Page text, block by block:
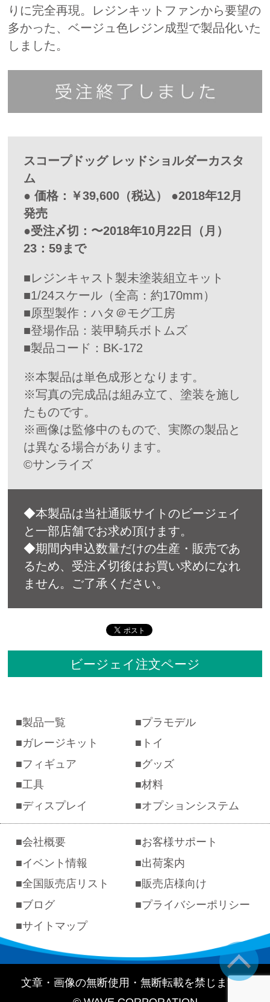
りに完全再現。レジンキットファンから要望の
多かった、ベージュ色レジン成型で製品化いた
しました。
スコープドッグ レッドショルダーカスタ
ム
● 価格：￥39,600（税込） ●2018年12月
発売
●受注〆切：〜2018年10月22日（月）
23：59まで
■レジンキャスト製未塗装組立キット
■1/24スケール（全高：約170mm）
■原型製作：ハタ＠モグ工房
■登場作品：装甲騎兵ボトムズ
■製品コード：BK-172
※本製品は単色成形となります。
※写真の完成品は組み立て、塗装を施し
たものです。
※画像は監修中のもので、実際の製品と
は異なる場合があります。
©サンライズ
◆本製品は当社通販サイトのビージェイ
と一部店舗でお求め頂けます。
◆期間内申込数量だけの生産・販売であ
るため、受注〆切後はお買い求めになれ
ません。ご了承ください。
ビージェイ注文ページ
製品一覧
プラモデル
ガレージキット
トイ
フィギュア
グッズ
工具
材料
ディスプレイ
オプションシステム
会社概要
お客様サポート
イベント情報
出荷案内
全国販売店リスト
販売店様向け
ブログ
プライバシーポリシー
サイトマップ
文章・画像の無断使用・無断転載を禁じます。